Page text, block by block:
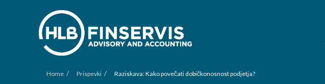
Home / Prispevki / Raziskava: Kako povečati dobičkonosnost podjetja?